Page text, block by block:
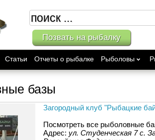
Позвать на рыбалку
Статьи Отчеты о рыбалке Рыболовы
базы
Загородный клуб "Рыбацкие
Посмотреть все рыболовные
Адрес: ул. Студенческая 7 с.